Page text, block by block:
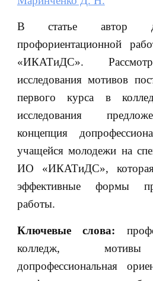
В статье автор
профориентационной
«ИКАТиДС».
исследования мотивов
первого курса в
исследования
концепция
учащейся молодежи на
ИО «ИКАТиДС»,
эффективные формы
работы.
Ключевые слова:
колледж, мотивы
допрофессиональная